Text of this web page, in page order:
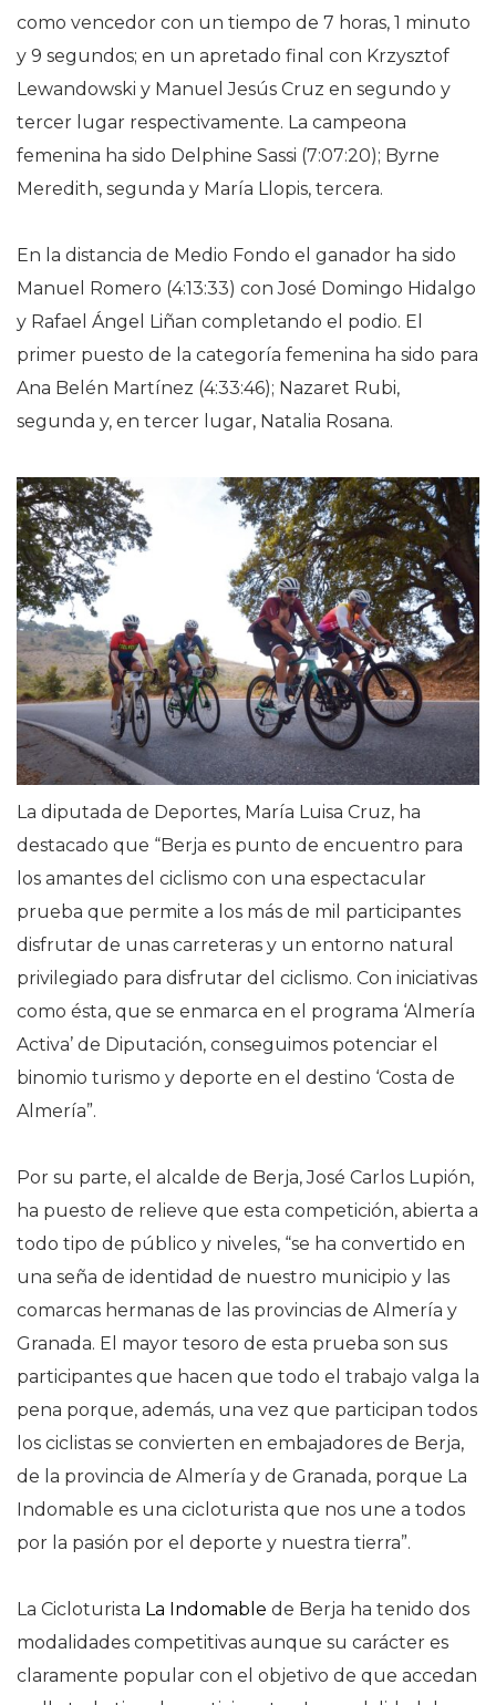
como vencedor con un tiempo de 7 horas, 1 minuto
y 9 segundos; en un apretado final con Krzysztof
Lewandowski y Manuel Jesús Cruz en segundo y
tercer lugar respectivamente. La campeona
femenina ha sido Delphine Sassi (7:07:20); Byrne
Meredith, segunda y María Llopis, tercera.
En la distancia de Medio Fondo el ganador ha sido
Manuel Romero (4:13:33) con José Domingo Hidalgo
y Rafael Ángel Liñan completando el podio. El
primer puesto de la categoría femenina ha sido para
Ana Belén Martínez (4:33:46); Nazaret Rubi,
segunda y, en tercer lugar, Natalia Rosana.
La diputada de Deportes, María Luisa Cruz, ha
destacado que “Berja es punto de encuentro para
los amantes del ciclismo con una espectacular
prueba que permite a los más de mil participantes
disfrutar de unas carreteras y un entorno natural
privilegiado para disfrutar del ciclismo. Con iniciativas
como ésta, que se enmarca en el programa ‘Almería
Activa’ de Diputación, conseguimos potenciar el
binomio turismo y deporte en el destino ‘Costa de
Almería”.
Por su parte, el alcalde de Berja, José Carlos Lupión,
ha puesto de relieve que esta competición, abierta a
todo tipo de público y niveles, “se ha convertido en
una seña de identidad de nuestro municipio y las
comarcas hermanas de las provincias de Almería y
Granada. El mayor tesoro de esta prueba son sus
participantes que hacen que todo el trabajo valga la
pena porque, además, una vez que participan todos
los ciclistas se convierten en embajadores de Berja,
de la provincia de Almería y de Granada, porque La
Indomable es una cicloturista que nos une a todos
por la pasión por el deporte y nuestra tierra”.
La Cicloturista La Indomable de Berja ha tenido dos
modalidades competitivas aunque su carácter es
claramente popular con el objetivo de que accedan